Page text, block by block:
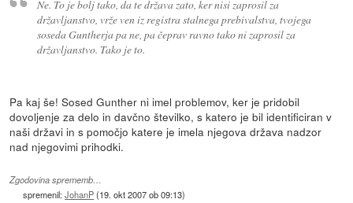
Ne. To je bolj tako, da te država zato, ker nisi zaprosil za
državljanstvo, vrže ven iz registra stalnega prebivalstva, tvojega
soseda Guntherja pa ne, pa čeprav ravno tako ni zaprosil za
državljanstvo. Tako je to.
Pa kaj še! Sosed Gunther ni imel problemov, ker je pridobil
dovoljenje za delo in davčno številko, s katero je bil identificiran v
naši državi in s pomočjo katere je imela njegova država nadzor
nad njegovimi prihodki.
Zgodovina sprememb…
spremenil:JohanP(19. okt 2007 ob 09:13)